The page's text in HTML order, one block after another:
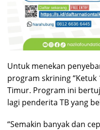
Untuk menekan
program skrining “Ketuk
Timur. Program ini
lagi penderita TB yang
“Semakin banyak dan